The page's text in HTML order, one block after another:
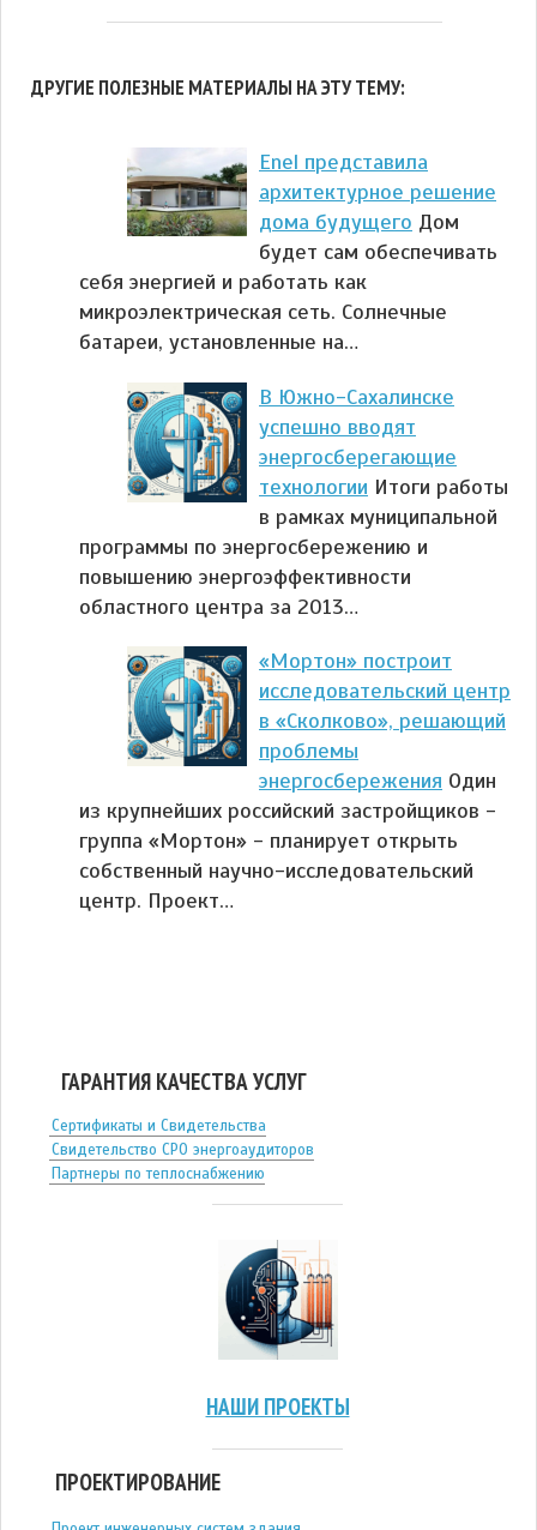
ДРУГИЕ ПОЛЕЗНЫЕ МАТЕРИАЛЫ НА ЭТУ ТЕМУ:
Enel представила
архитектурное решение
дома будущего Дом
будет сам обеспечивать
себя энергией и работать как
микроэлектрическая сеть. Солнечные
батареи, установленные на…
В Южно-Сахалинске
успешно вводят
энергосберегающие
технологии Итоги работы
в рамках муниципальной
программы по энергосбережению и
повышению энергоэффективности
областного центра за 2013…
«Мортон» построит
исследовательский центр
в «Сколково», решающий
проблемы
энергосбережения Один
из крупнейших российский застройщиков -
группа «Мортон» - планирует открыть
собственный научно-исследовательский
центр. Проект…
ГАРАНТИЯ КАЧЕСТВА УСЛУГ
Сертификаты и Свидетельства
Свидетельство СРО энергоаудиторов
Партнеры по теплоснабжению
НАШИ ПРОЕКТЫ
ПРОЕКТИРОВАНИЕ